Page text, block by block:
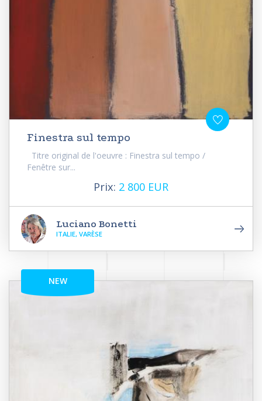
Finestra sul tempo
Titre original de l'oeuvre : Finestra sul tempo /
Fenêtre sur...
Prix: 2 800 EUR
Luciano Bonetti
ITALIE, VARÈSE
NEW